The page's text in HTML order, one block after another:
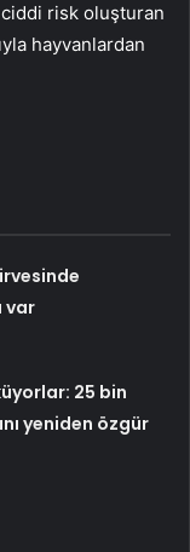
risk oluşturan
hayvanlardan
var
25 bin
yeniden özgür